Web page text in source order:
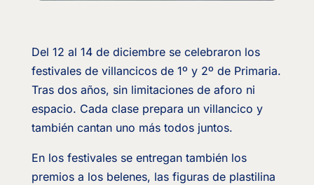
Del 12 al 14 de diciembre se celebraron los
festivales de villancicos de 1º y 2º de Primaria.
Tras dos años, sin limitaciones de aforo ni
espacio. Cada clase prepara un villancico y
también cantan uno más todos juntos.
En los festivales se entregan también los
premios a los belenes, las figuras de plastilina